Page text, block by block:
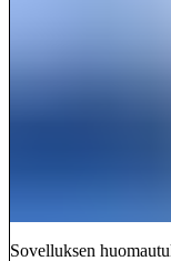
Sovelluksen